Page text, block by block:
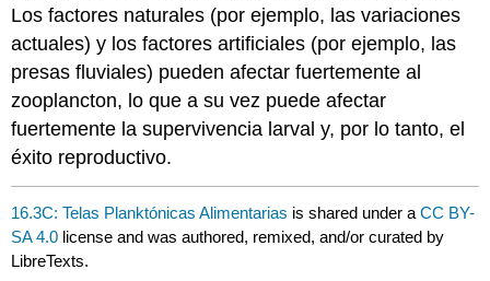
Los factores naturales (por ejemplo, las variaciones
actuales) y los factores artificiales (por ejemplo, las
presas fluviales) pueden afectar fuertemente al
zooplancton, lo que a su vez puede afectar
fuertemente la supervivencia larval y, por lo tanto, el
éxito reproductivo.
16.3C: Telas Planktónicas Alimentarias is shared under aCC BY-
SA 4.0 license and was authored, remixed, and/or curated by
LibreTexts.